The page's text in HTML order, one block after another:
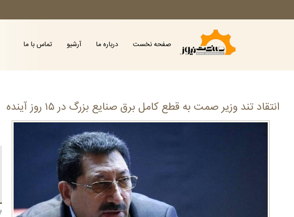
صفحه نخست درباره ما آرشیو تماس با ما
انتقاد تند وزیر صمت به قطع کامل برق صنایع بزرگ در ۱۵ روز آینده